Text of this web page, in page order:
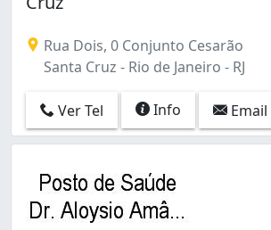
Estácio (1)
Flamengo (2)
Freguesia (Jacarepaguá) (1)
Galeão (1)
Gardênia Azul (1)
Grajaú (1)
Guadalupe (1)
Rua Dois, 0 Conjunto Cesarão
Santa Cruz - Rio de Janeiro - RJ
Ver Tel Info Email